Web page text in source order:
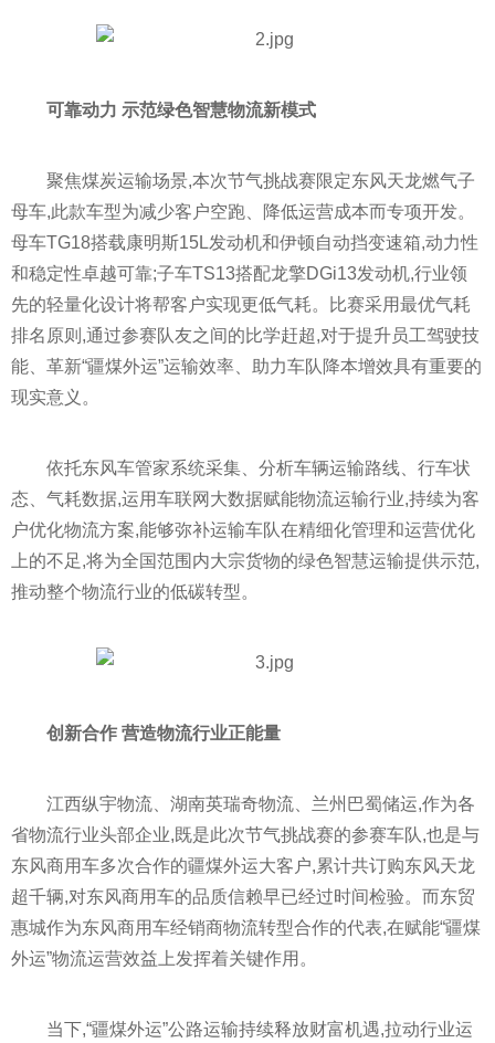
可靠动力 示范绿色智慧物流新模式
聚焦煤炭运输场景,本次节气挑战赛限定东风天龙燃气子
母车,此款车型为减少客户空跑、降低运营成本而专项开发。
母车TG18搭载康明斯15L发动机和伊顿自动挡变速箱,动力性
和稳定性卓越可靠;子车TS13搭配龙擎DGi13发动机,行业领
先的轻量化设计将帮客户实现更低气耗。比赛采用最优气耗
排名原则,通过参赛队友之间的比学赶超,对于提升员工驾驶技
能、革新“疆煤外运”运输效率、助力车队降本增效具有重要的
现实意义。
依托东风车管家系统采集、分析车辆运输路线、行车状
态、气耗数据,运用车联网大数据赋能物流运输行业,持续为客
户优化物流方案,能够弥补运输车队在精细化管理和运营优化
上的不足,将为全国范围内大宗货物的绿色智慧运输提供示范,
推动整个物流行业的低碳转型。
创新合作 营造物流行业正能量
江西纵宇物流、湖南英瑞奇物流、兰州巴蜀储运,作为各
省物流行业头部企业,既是此次节气挑战赛的参赛车队,也是与
东风商用车多次合作的疆煤外运大客户,累计共订购东风天龙
超千辆,对东风商用车的品质信赖早已经过时间检验。而东贸
惠城作为东风商用车经销商物流转型合作的代表,在赋能“疆煤
外运”物流运营效益上发挥着关键作用。
当下,“疆煤外运”公路运输持续释放财富机遇,拉动行业运